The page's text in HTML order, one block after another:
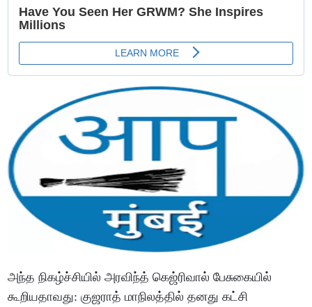
அந்த நிகழ்ச்சியில் அரவிந்த் கெஜ்ரிவால் பேசுகையில்
கூறியதாவது: குஜராத் மாநிலத்தில் தனது கட்சி